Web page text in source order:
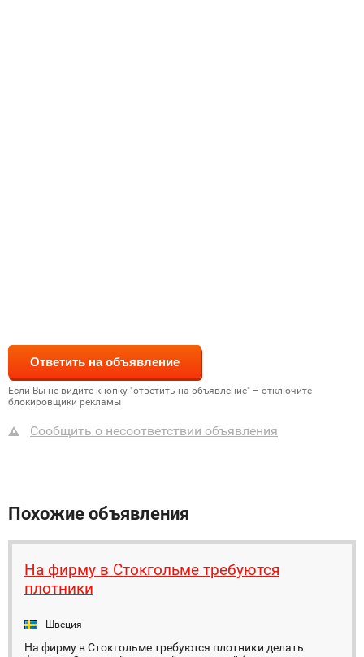
Если Вы не видите кнопку "ответить на объявление" – отключите
блокировщики рекламы
Сообщить о несоответствии объявления
Похожие объявления
На фирму в Стокгольме требуются
плотники
Швеция
На фирму в Стокгольме требуются плотники делать